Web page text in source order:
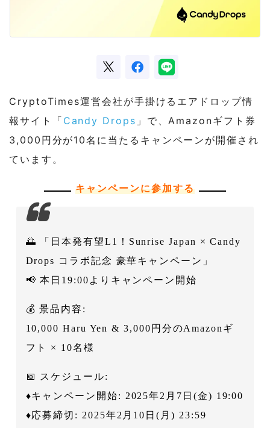
CryptoTimes運営会社が手掛けるエアドロップ情
報サイト「 Candy Drops 」で、Amazonギフト券
3,000円分が10名に当たるキャンペーンが開催され
ています。
キャンペーンに参加する
🌅 「日本発有望L1！Sunrise Japan × Candy
Drops コラボ記念 豪華キャンペーン」
📢 本日19:00よりキャンペーン開始
💰 景品内容:
10,000 Haru Yen & 3,000円分のAmazonギ
フト × 10名様
📅 スケジュール:
♦キャンペーン開始: 2025年2月7日(金) 19:00
♦応募締切: 2025年2月10日(月) 23:59